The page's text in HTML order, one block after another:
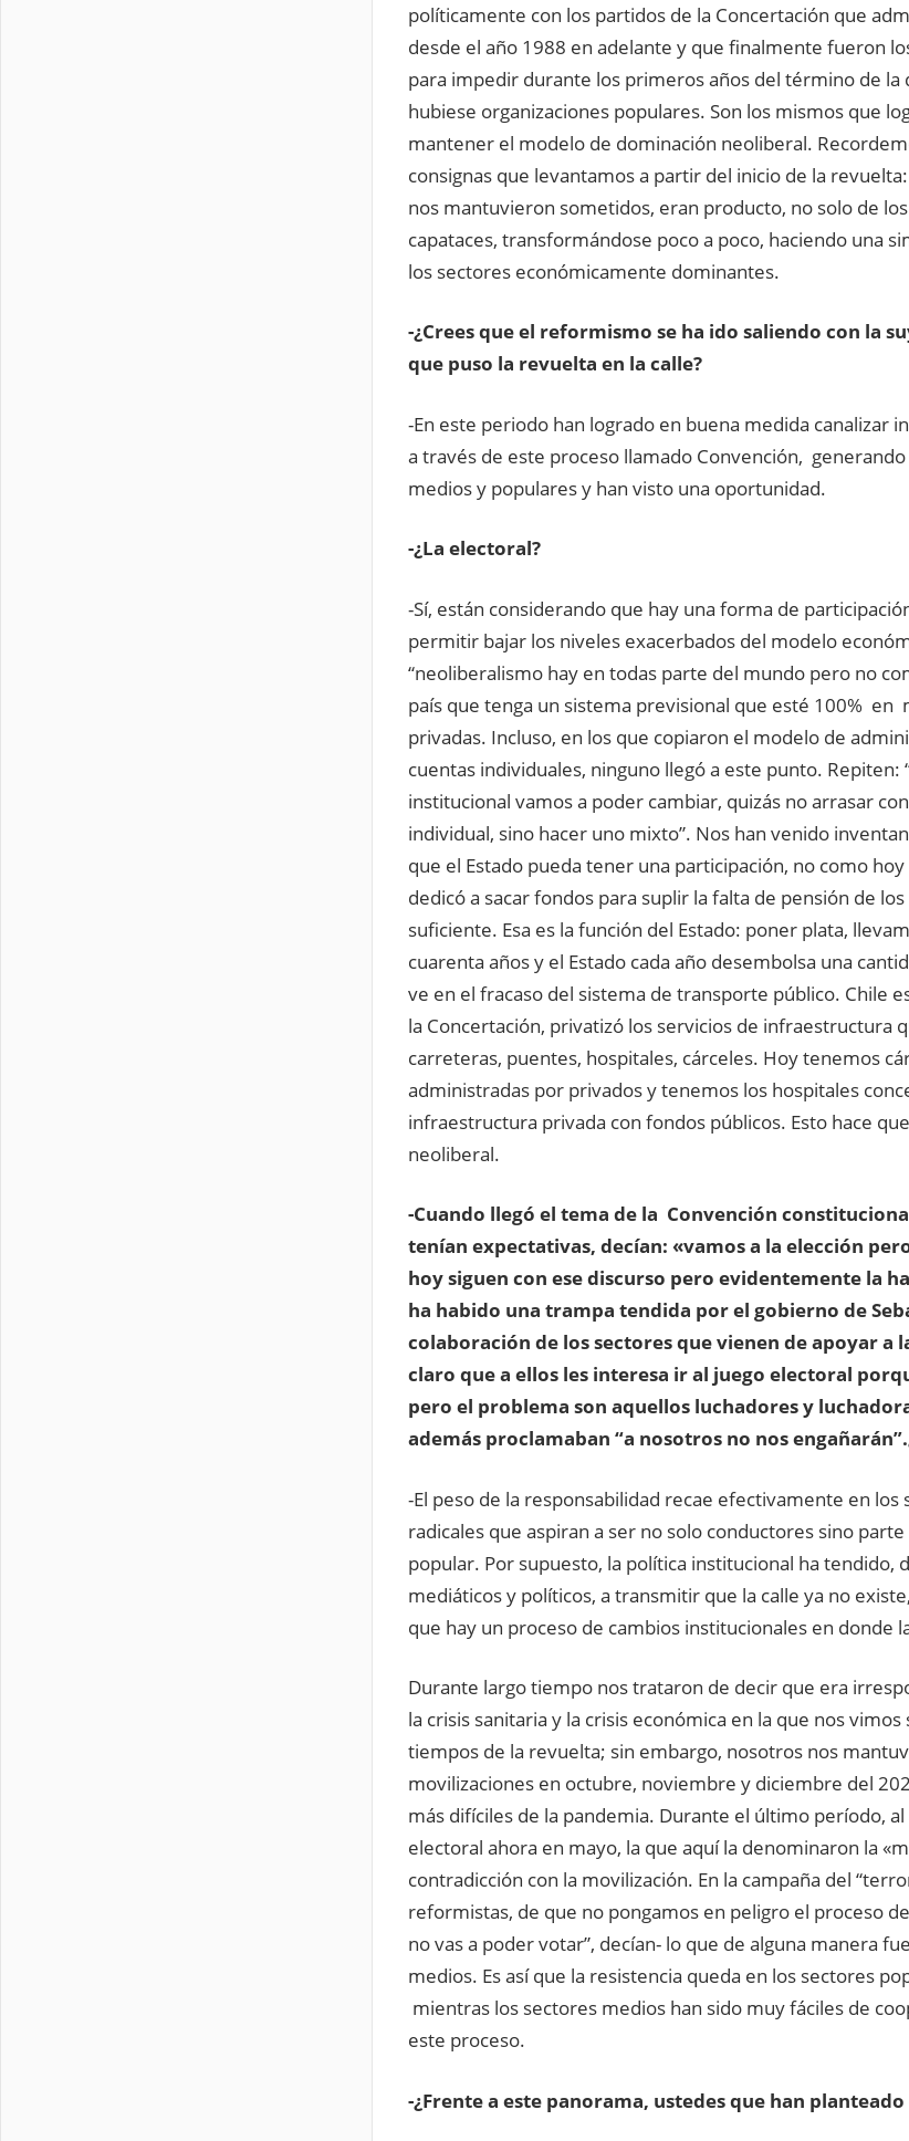
políticamente con los partidos de la Concertación que
desde el año 1988 en adelante y que finalmente fueron
para impedir durante los primeros años del término de la
hubiese organizaciones populares. Son los mismos que
mantener el modelo de dominación neoliberal.
consignas que levantamos a partir del inicio de la
nos mantuvieron sometidos, eran producto, no solo de
capataces, transformándose poco a poco, haciendo una
los sectores económicamente dominantes.
-¿Crees que el reformismo se ha ido saliendo con la
que puso la revuelta en la calle?
-En este periodo han logrado en buena medida canalizar
a través de este proceso llamado Convención,
medios y populares y han visto una oportunidad.
-¿La electoral?
-Sí, están considerando que hay una forma de
permitir bajar los niveles exacerbados del modelo
“neoliberalismo hay en todas parte del mundo pero no
país que tenga un sistema previsional que esté 100% en
privadas. Incluso, en los que copiaron el modelo de
cuentas individuales, ninguno llegó a este punto. Repiten:
institucional vamos a poder cambiar, quizás no arrasar
individual, sino hacer uno mixto”. Nos han venido
que el Estado pueda tener una participación, no como hoy
dedicó a sacar fondos para suplir la falta de pensión de
suficiente. Esa es la función del Estado: poner plata,
cuarenta años y el Estado cada año desembolsa una
ve en el fracaso del sistema de transporte público. Chile
la Concertación, privatizó los servicios de infraestructura
carreteras, puentes, hospitales, cárceles. Hoy tenemos
administradas por privados y tenemos los hospitales
infraestructura privada con fondos públicos. Esto hace
neoliberal.
-Cuando llegó el tema de la Convención
tenían expectativas, decían: «vamos a la elección
hoy siguen con ese discurso pero evidentemente la
ha habido una trampa tendida por el gobierno de
colaboración de los sectores que vienen de apoyar a
claro que a ellos les interesa ir al juego electoral
pero el problema son aquellos luchadores y
además proclamaban “a nosotros no nos
-El peso de la responsabilidad recae efectivamente en
radicales que aspiran a ser no solo conductores sino
popular. Por supuesto, la política institucional ha tendido,
mediáticos y políticos, a transmitir que la calle ya no
que hay un proceso de cambios institucionales en donde
Durante largo tiempo nos trataron de decir que era
la crisis sanitaria y la crisis económica en la que nos
tiempos de la revuelta; sin embargo, nosotros nos
movilizaciones en octubre, noviembre y diciembre del
más difíciles de la pandemia. Durante el último período,
electoral ahora en mayo, la que aquí la denominaron la
contradicción con la movilización. En la campaña del
reformistas, de que no pongamos en peligro el proceso
no vas a poder votar”, decían- lo que de alguna manera
medios. Es así que la resistencia queda en los sectores
mientras los sectores medios han sido muy fáciles de
este proceso.
-¿Frente a este panorama, ustedes que han